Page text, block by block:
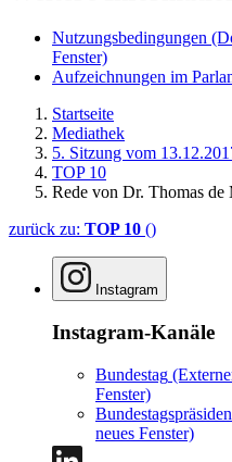
Nutzungsbedingungen
Fenster)
Aufzeichnungen im
Startseite
Mediathek
5. Sitzung vom
TOP 10
Rede von Dr. Thomas de
zurück zu: TOP 10 ()
Instagram
Instagram-Kanäle
Bundestag
Fenster)
neues Fenster)